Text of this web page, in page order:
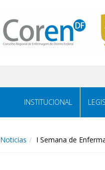
INSTITUCIONAL
Noticias I Semana de